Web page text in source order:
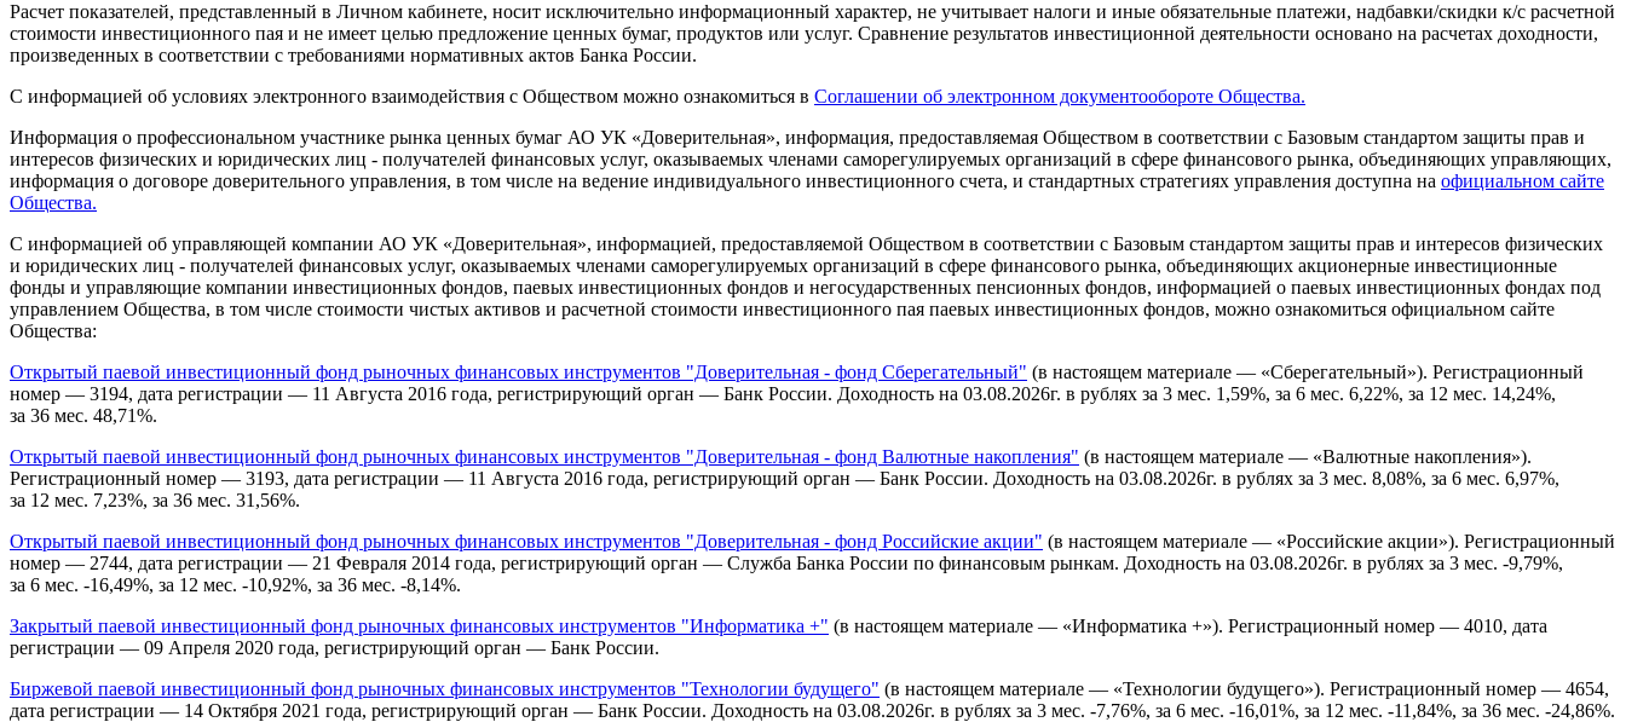
Расчет показателей, представленный в Личном кабинете, носит исключительно информационный характер, не учитывает налоги и иные обязательные платежи, надбавки/скидки к/с расчетной
стоимости инвестиционного пая и не имеет целью предложение ценных бумаг, продуктов или услуг. Сравнение результатов инвестиционной деятельности основано на расчетах доходности,
произведенных в соответствии с требованиями нормативных актов Банка России.
С информацией об условиях электронного взаимодействия с Обществом можно ознакомиться в Соглашении об электронном документообороте Общества.
Информация о профессиональном участнике рынка ценных бумаг АО УК «Доверительная», информация, предоставляемая Обществом в соответствии с Базовым стандартом защиты прав и
интересов физических и юридических лиц - получателей финансовых услуг, оказываемых членами саморегулируемых организаций в сфере финансового рынка, объединяющих управляющих,
информация о договоре доверительного управления, в том числе на ведение индивидуального инвестиционного счета, и стандартных стратегиях управления доступна на официальном сайте
Общества.
С информацией об управляющей компании АО УК «Доверительная», информацией, предоставляемой Обществом в соответствии с Базовым стандартом защиты прав и интересов физических
и юридических лиц - получателей финансовых услуг, оказываемых членами саморегулируемых организаций в сфере финансового рынка, объединяющих акционерные инвестиционные
фонды и управляющие компании инвестиционных фондов, паевых инвестиционных фондов и негосударственных пенсионных фондов, информацией о паевых инвестиционных фондах под
управлением Общества, в том числе стоимости чистых активов и расчетной стоимости инвестиционного пая паевых инвестиционных фондов, можно ознакомиться официальном сайте
Общества:
Открытый паевой инвестиционный фонд рыночных финансовых инструментов "Доверительная - фонд Сберегательный" (в настоящем материале — «Сберегательный»). Регистрационный
номер — 3194, дата регистрации — 11 Августа 2016 года, регистрирующий орган — Банк России. Доходность на 03.08.2026г. в рублях за 3 мес. 1,59%, за 6 мес. 6,22%, за 12 мес. 14,24%,
за 36 мес. 48,71%.
Открытый паевой инвестиционный фонд рыночных финансовых инструментов "Доверительная - фонд Валютные накопления" (в настоящем материале — «Валютные накопления»).
Регистрационный номер — 3193, дата регистрации — 11 Августа 2016 года, регистрирующий орган — Банк России. Доходность на 03.08.2026г. в рублях за 3 мес. 8,08%, за 6 мес. 6,97%,
за 12 мес. 7,23%, за 36 мес. 31,56%.
Открытый паевой инвестиционный фонд рыночных финансовых инструментов "Доверительная - фонд Российские акции" (в настоящем материале — «Российские акции»). Регистрационный
номер — 2744, дата регистрации — 21 Февраля 2014 года, регистрирующий орган — Служба Банка России по финансовым рынкам. Доходность на 03.08.2026г. в рублях за 3 мес. -9,79%,
за 6 мес. -16,49%, за 12 мес. -10,92%, за 36 мес. -8,14%.
Закрытый паевой инвестиционный фонд рыночных финансовых инструментов "Информатика +" (в настоящем материале — «Информатика +»). Регистрационный номер — 4010, дата
регистрации — 09 Апреля 2020 года, регистрирующий орган — Банк России.
Биржевой паевой инвестиционный фонд рыночных финансовых инструментов "Технологии будущего" (в настоящем материале — «Технологии будущего»). Регистрационный номер — 4654,
дата регистрации — 14 Октября 2021 года, регистрирующий орган — Банк России. Доходность на 03.08.2026г. в рублях за 3 мес. -7,76%, за 6 мес. -16,01%, за 12 мес. -11,84%, за 36 мес. -24,86%.